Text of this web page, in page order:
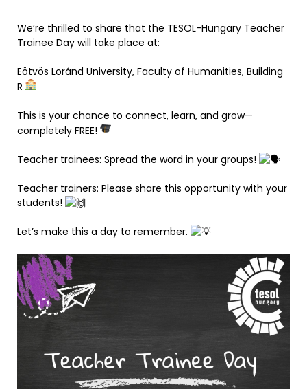
We’re thrilled to share that the TESOL-Hungary Teacher
Trainee Day will take place at:
Eötvös Loránd University, Faculty of Humanities, Building
R
This is your chance to connect, learn, and grow—
completely FREE!
Teacher trainees: Spread the word in your groups!
Teacher trainers: Please share this opportunity with your
students!
Let’s make this a day to remember.